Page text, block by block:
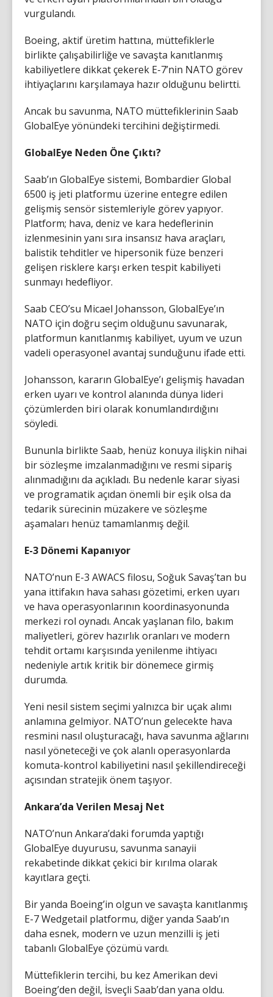
vurgulandı.
Boeing, aktif üretim hattına, müttefiklerle
birlikte çalışabilirliğe ve savaşta kanıtlanmış
kabiliyetlere dikkat çekerek E-7’nin NATO görev
ihtiyaçlarını karşılamaya hazır olduğunu belirtti.
Ancak bu savunma, NATO müttefiklerinin Saab
GlobalEye yönündeki tercihini değiştirmedi.
GlobalEye Neden Öne Çıktı?
Saab’ın GlobalEye sistemi, Bombardier Global
6500 iş jeti platformu üzerine entegre edilen
gelişmiş sensör sistemleriyle görev yapıyor.
Platform; hava, deniz ve kara hedeflerinin
izlenmesinin yanı sıra insansız hava araçları,
balistik tehditler ve hipersonik füze benzeri
gelişen risklere karşı erken tespit kabiliyeti
sunmayı hedefliyor.
Saab CEO’su Micael Johansson, GlobalEye’ın
NATO için doğru seçim olduğunu savunarak,
platformun kanıtlanmış kabiliyet, uyum ve uzun
vadeli operasyonel avantaj sunduğunu ifade etti.
Johansson, kararın GlobalEye’ı gelişmiş havadan
erken uyarı ve kontrol alanında dünya lideri
çözümlerden biri olarak konumlandırdığını
söyledi.
Bununla birlikte Saab, henüz konuya ilişkin nihai
bir sözleşme imzalanmadığını ve resmi sipariş
alınmadığını da açıkladı. Bu nedenle karar siyasi
ve programatik açıdan önemli bir eşik olsa da
tedarik sürecinin müzakere ve sözleşme
aşamaları henüz tamamlanmış değil.
E-3 Dönemi Kapanıyor
NATO’nun E-3 AWACS filosu, Soğuk Savaş’tan bu
yana ittifakın hava sahası gözetimi, erken uyarı
ve hava operasyonlarının koordinasyonunda
merkezi rol oynadı. Ancak yaşlanan filo, bakım
maliyetleri, görev hazırlık oranları ve modern
tehdit ortamı karşısında yenilenme ihtiyacı
nedeniyle artık kritik bir dönemece girmiş
durumda.
Yeni nesil sistem seçimi yalnızca bir uçak alımı
anlamına gelmiyor. NATO’nun gelecekte hava
resmini nasıl oluşturacağı, hava savunma ağlarını
nasıl yöneteceği ve çok alanlı operasyonlarda
komuta-kontrol kabiliyetini nasıl şekillendireceği
açısından stratejik önem taşıyor.
Ankara’da Verilen Mesaj Net
NATO’nun Ankara’daki forumda yaptığı
GlobalEye duyurusu, savunma sanayii
rekabetinde dikkat çekici bir kırılma olarak
kayıtlara geçti.
Bir yanda Boeing’in olgun ve savaşta kanıtlanmış
E-7 Wedgetail platformu, diğer yanda Saab’ın
daha esnek, modern ve uzun menzilli iş jeti
tabanlı GlobalEye çözümü vardı.
Müttefiklerin tercihi, bu kez Amerikan devi
Boeing’den değil, İsveçli Saab’dan yana oldu.